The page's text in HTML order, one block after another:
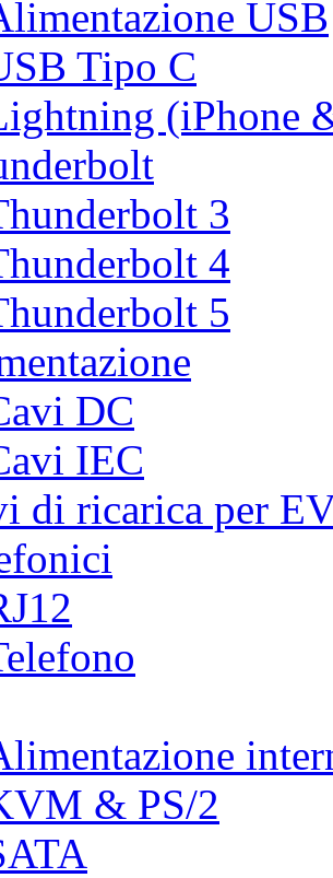
USB
Tipo C
(iPhone
3
4
5
DC
IEC
di ricarica per
& PS/2